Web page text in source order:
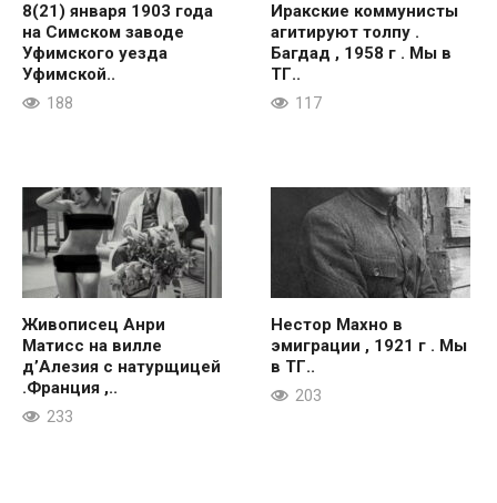
8(21) января 1903 года
на Симском заводе
Уфимского уезда
Уфимской..
188
Иракские коммунисты
агитируют толпу .
Багдад , 1958 г . Мы в
ТГ..
117
Живописец Анри
Матисс на вилле
д’Алезия с натурщицей
.Франция ,..
233
Нестор Махно в
эмиграции , 1921 г . Мы
в ТГ..
203